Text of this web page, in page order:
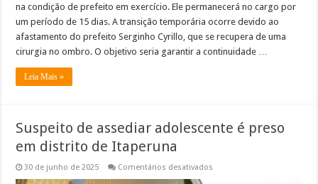
na condição de prefeito em exercício. Ele permanecerá no cargo por
um período de 15 dias. A transição temporária ocorre devido ao
afastamento do prefeito Serginho Cyrillo, que se recupera de uma
cirurgia no ombro. O objetivo seria garantir a continuidade …
Leia Mais »
Suspeito de assediar adolescente é preso
em distrito de Itaperuna
30 de junho de 2025 Comentários desativados